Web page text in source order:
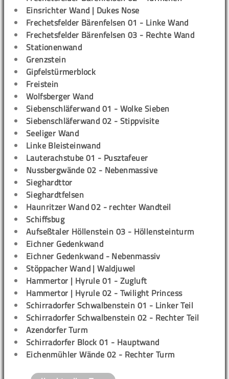
Einsrichter Wand | Dukes Nose
Frechetsfelder Bärenfelsen 01 - Linke Wand
Frechetsfelder Bärenfelsen 03 - Rechte Wand
Stationenwand
Grenzstein
Gipfelstürmerblock
Freistein
Wolfsberger Wand
Siebenschläferwand 01 - Wolke Sieben
Siebenschläferwand 02 - Stippvisite
Seeliger Wand
Linke Bleisteinwand
Lauterachstube 01 - Pusztafeuer
Nussbergwände 02 - Nebenmassive
Sieghardttor
Sieghardtfelsen
Haunritzer Wand 02 - rechter Wandteil
Schiffsbug
Aufseßtaler Höllenstein 03 - Höllensteinturm
Eichner Gedenkwand
Eichner Gedenkwand - Nebenmassiv
Stöppacher Wand | Waldjuwel
Hammertor | Hyrule 01 - Zugluft
Hammertor | Hyrule 02 - Twilight Princess
Schirradorfer Schwalbenstein 01 - Linker Teil
Schirradorfer Schwalbenstein 02 - Rechter Teil
Azendorfer Turm
Schirradorfer Block 01 - Hauptwand
Eichenmühler Wände 02 - Rechter Turm